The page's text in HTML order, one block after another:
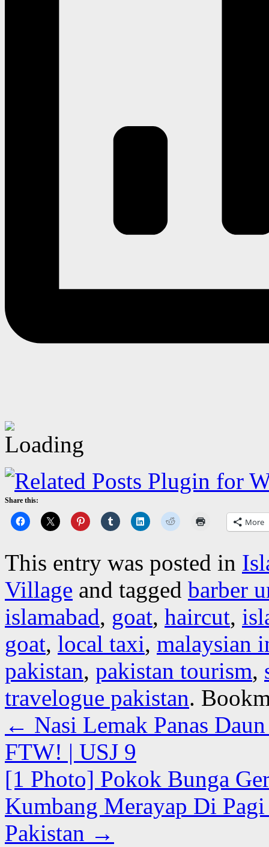
Share this:
More
This entry was posted in
Village and tagged barber
islamabad, goat, haircut,
goat, local taxi, malaysian
pakistan, pakistan tourism,
travelogue pakistan.
← Nasi Lemak Panas
FTW! | USJ 9
[1 Photo] Pokok Bunga
Kumbang Merayap Di
Pakistan →